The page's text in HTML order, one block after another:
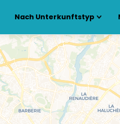
Nach Unterkunftstyp